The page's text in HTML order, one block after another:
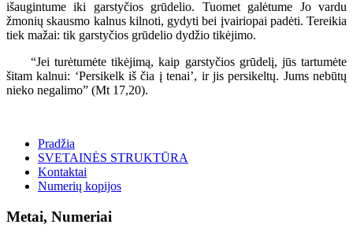
išaugintume iki garstyčios grūdelio. Tuomet galėtume Jo vardu
žmonių skausmo kalnus kilnoti, gydyti bei įvairiopai padėti. Tereikia
tiek mažai: tik garstyčios grūdelio dydžio tikėjimo.
“Jei turėtumėte tikėjimą, kaip garstyčios grūdelį, jūs tartumėte
šitam kalnui: ‘Persikelk iš čia į tenai’, ir jis persikeltų. Jums nebūtų
nieko negalimo” (Mt 17,20).
Pradžia
SVETAINĖS STRUKTŪRA
Kontaktai
Numerių kopijos
Metai, Numeriai